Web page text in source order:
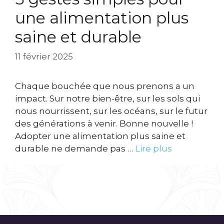
une alimentation plus
saine et durable
11 février 2025
Chaque bouchée que nous prenons a un
impact. Sur notre bien-être, sur les sols qui
nous nourrissent, sur les océans, sur le futur
des générations à venir. Bonne nouvelle !
Adopter une alimentation plus saine et
durable ne demande pas … Lire plus